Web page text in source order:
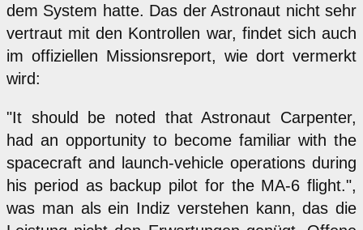
dem System hatte. Das der Astronaut nicht sehr
vertraut mit den Kontrollen war, findet sich auch
im offiziellen Missionsreport, wie dort vermerkt
wird:
"It should be noted that Astronaut Carpenter,
had an opportunity to become familiar with the
spacecraft and launch-vehicle operations during
his period as backup pilot for the MA-6 flight.",
was man als ein Indiz verstehen kann, das die